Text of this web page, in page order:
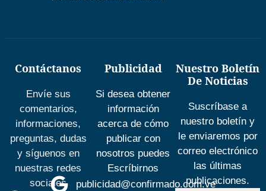
Contáctanos
Envíe sus
comentarios,
informaciones,
preguntas, dudas
y síguenos en
nuestras redes
sociales
Publicidad
Si desea obtener
información
acerca de cómo
publicar con
nosotros puedes
Escríbirnos
publicidad@confirmado.com.ve
Nuestro Boletín
De Noticias
Suscríbase a
nuestro boletín y
le enviaremos por
correo electrónico
las últimas
publicaciones.